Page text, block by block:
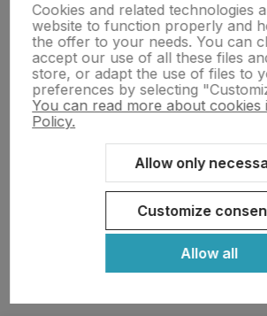
About Us
Sklep internetowy Shoper Premium
Cookies and related technologies
website to function properly and
the offer to your needs. You can
accept our use of all these files
store, or adapt the use of files to
preferences by selecting
You can read more about
Policy.
Allow only
Customize
Allow all